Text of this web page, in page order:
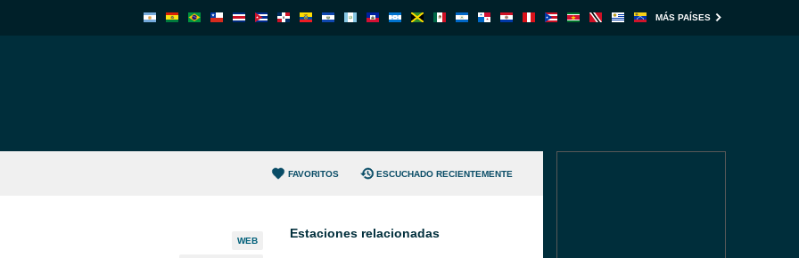
MÁS PAÍSES
FAVORITOS ESCUCHADO RECIENTEMENTE
WEB
Estaciones relacionadas